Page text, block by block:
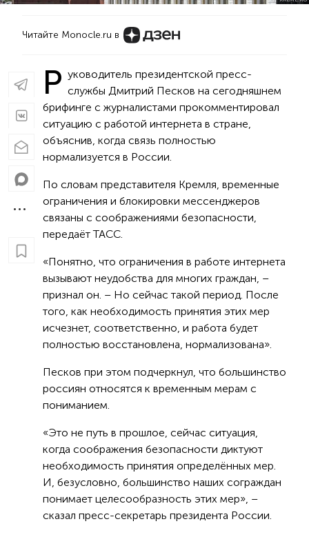
Читайте Monocle.ru в
Р уководитель президентской пресс-
службы Дмитрий Песков на сегодняшнем
брифинге с журналистами прокомментировал
ситуацию с работой интернета в стране,
объяснив, когда связь полностью
нормализуется в России.
По словам представителя Кремля, временные
ограничения и блокировки мессенджеров
связаны с соображениями безопасности,
передаёт ТАСС.
«Понятно, что ограничения в работе интернета
вызывают неудобства для многих граждан, –
признал он. – Но сейчас такой период. После
того, как необходимость принятия этих мер
исчезнет, соответственно, и работа будет
полностью восстановлена, нормализована».
Песков при этом подчеркнул, что большинство
россиян относятся к временным мерам с
пониманием.
«Это не путь в прошлое, сейчас ситуация,
когда соображения безопасности диктуют
необходимость принятия определённых мер.
И, безусловно, большинство наших сограждан
понимает целесообразность этих мер», –
сказал пресс-секретарь президента России.